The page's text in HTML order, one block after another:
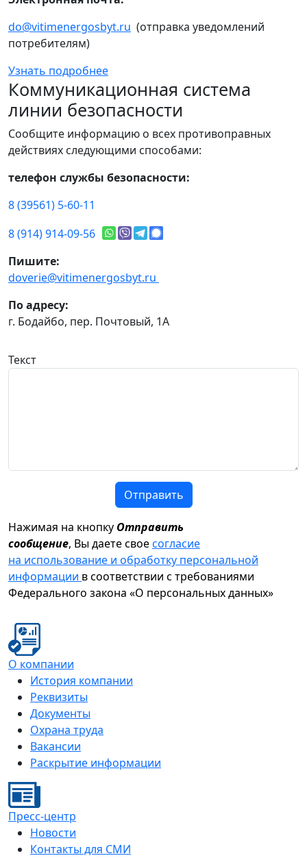
do@vitimenergosbyt.ru (отправка уведомлений
потребителям)
Узнать подробнее
Коммуникационная система
линии безопасности
Сообщите информацию о всех противоправных
действиях следующими способами:
телефон службы безопасности:
8 (39561) 5-60-11
8 (914) 914-09-56
Пишите:
doverie@vitimenergosbyt.ru
По адресу:
г. Бодайбо, пер. Почтовый, 1А
Текст
Отправить
Нажимая на кнопку Отправить
сообщение, Вы даете своесогласие
на использование и обработку персональной
информации в соответствии с требованиями
Федерального закона «О персональных данных»
О компании
История компании
Реквизиты
Документы
Охрана труда
Вакансии
Раскрытие информации
Пресс-центр
Новости
Контакты для СМИ